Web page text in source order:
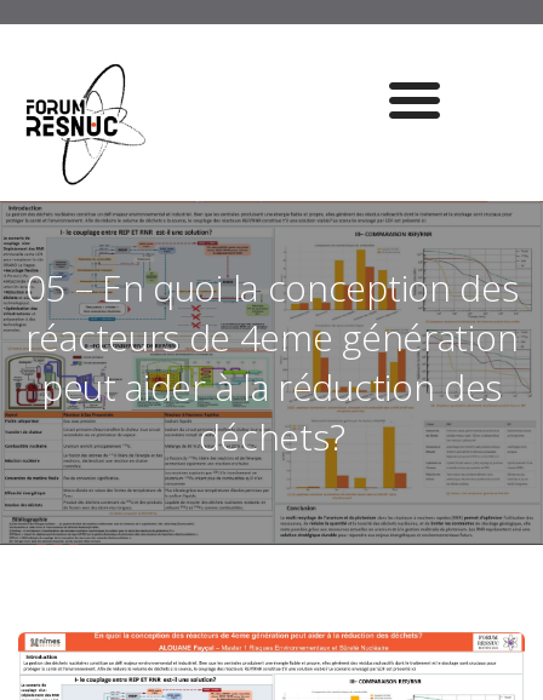
05 – En quoi la conception des
réacteurs de 4eme génération
peut aider à la réduction des
déchets?